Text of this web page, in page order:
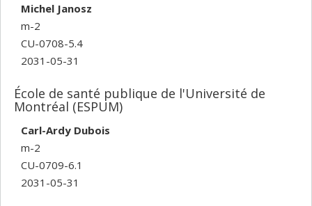
Michel Janosz
m-2
CU-0708-5.4
2031-05-31
École de santé publique de l'Université de
Montréal (ESPUM)
Carl-Ardy Dubois
m-2
CU-0709-6.1
2031-05-31